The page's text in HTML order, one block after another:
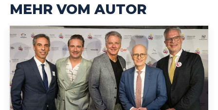
MEHR VOM AUTOR